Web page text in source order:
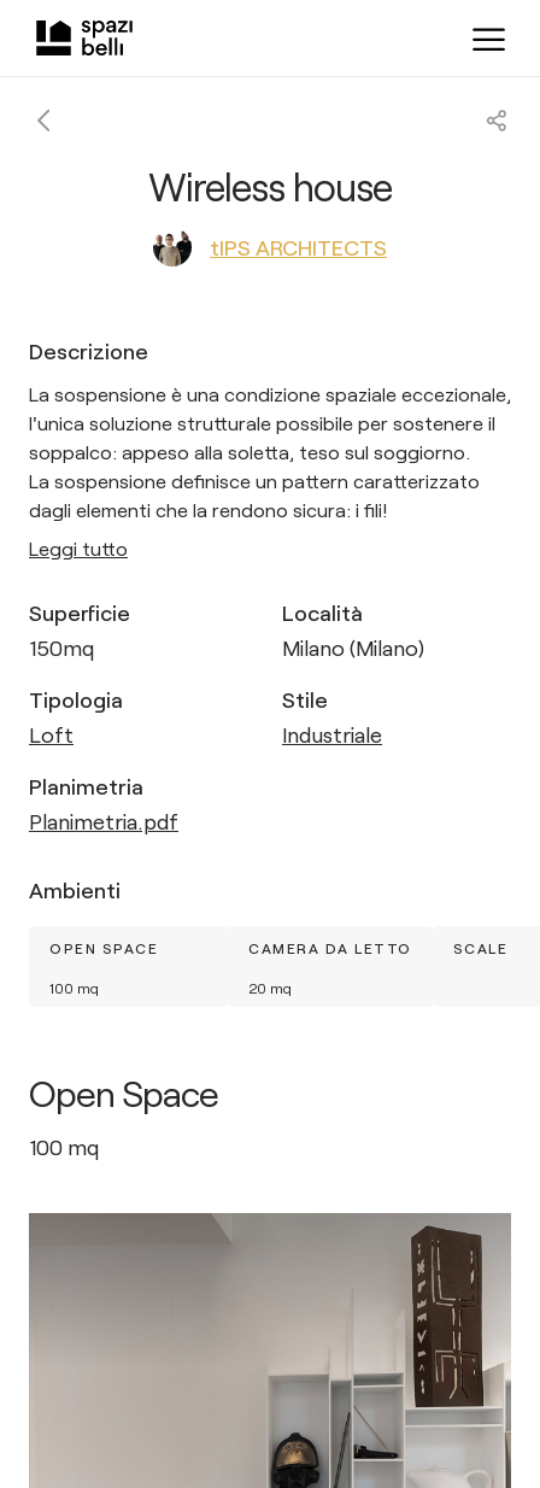
Wireless house
tIPS ARCHITECTS
Descrizione
La sospensione è una condizione spaziale eccezionale,
l'unica soluzione strutturale possibile per sostenere il
soppalco: appeso alla soletta, teso sul soggiorno.
La sospensione definisce un pattern caratterizzato
dagli elementi che la rendono sicura: i fili!
Leggi tutto
Superficie
150mq
Località
Milano (Milano)
Tipologia
Loft
Stile
Industriale
Planimetria
Planimetria.pdf
Ambienti
OPEN SPACE
100 mq
CAMERA DA LETTO
20 mq
SCALE
Open Space
100 mq